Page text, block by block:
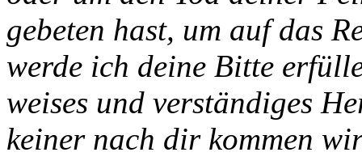
gebeten hast, um auf das
werde ich deine Bitte
weises und verständiges
keiner nach dir kommen